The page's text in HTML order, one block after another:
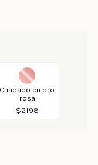
Chapado en oro
rosa
$2198